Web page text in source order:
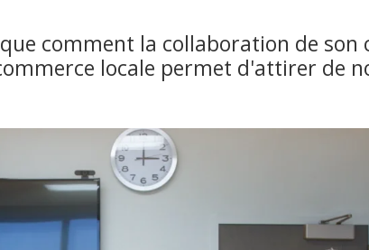
comment la collaboration de son
locale permet d'attirer de